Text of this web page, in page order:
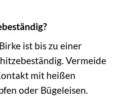
ist bis zu einer
Vermeide
mit heißen
oder Bügeleisen.